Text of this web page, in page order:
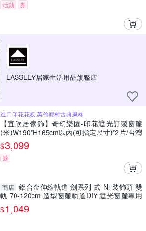
活動 券
LASSLEY居家生活用品旗艦店
進口印花花板,英倫鄉村古典風格
【宜欣居傢飾】奇幻樂園-印花遮光訂製窗簾
(米)W190*H165cm以內(可指定尺寸)*2片/台灣
製
$3,099
券
商店 鋁合金伸縮軌道 劍系列 貳-Ni-裝飾頭 雙
軌 70-120cm 造型窗簾軌道DIY 遮光窗簾專用
軌道
$1,049